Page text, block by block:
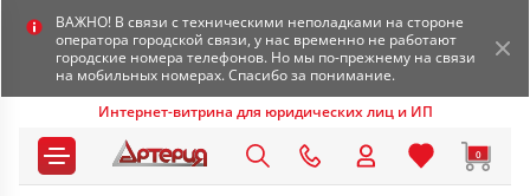
ВАЖНО! В связи с техническими неполадками на стороне
оператора городской связи, у нас временно не работают
городские номера телефонов. Но мы по-прежнему на связи
на мобильных номерах. Спасибо за понимание.
Интернет-витрина для юридических лиц и ИП
0